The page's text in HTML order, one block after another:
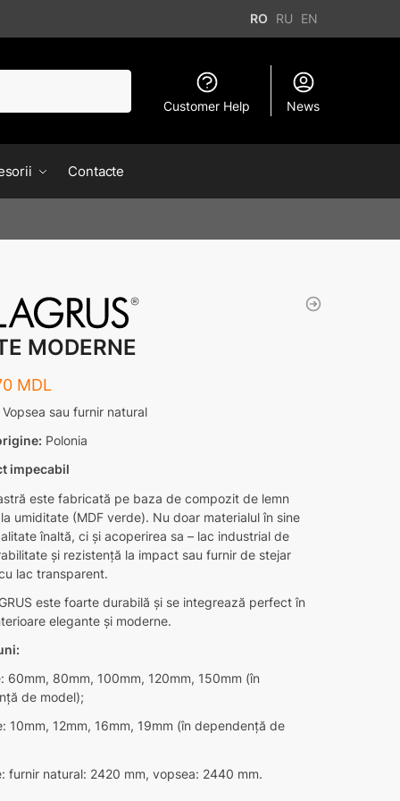
RO RU EN
Customer Help News
Contacte
MODERNE
MDL
Vopsea sau furnir natural
Polonia
impecabil
este fabricată pe baza de compozit de lemn
umiditate (MDF verde). Nu doar materialul în sine
înaltă, ci și acoperirea sa – lac industrial de
și rezistență la impact sau furnir de stejar
lac transparent.
este foarte durabilă și se integrează perfect în
elegante și moderne.
60mm, 80mm, 100mm, 120mm, 150mm (în
de model);
10mm, 12mm, 16mm, 19mm (în dependență de
furnir natural: 2420 mm, vopsea: 2440 mm.